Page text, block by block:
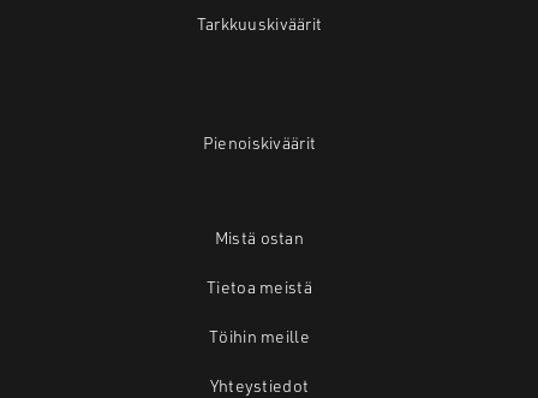
Tarkkuuskiväärit
Pienoiskiväärit
Mistä ostan
Tietoa meistä
Töihin meille
Yhteystiedot